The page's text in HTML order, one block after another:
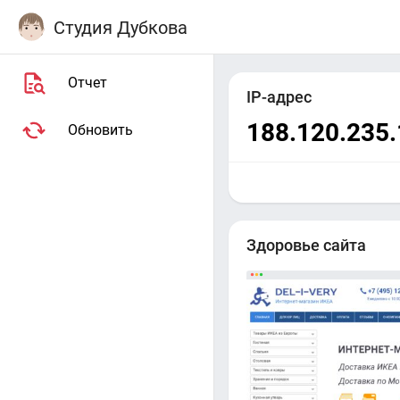
Студия Дубкова
Отчет
Обновить
IP-адрес
Здоровье сайта